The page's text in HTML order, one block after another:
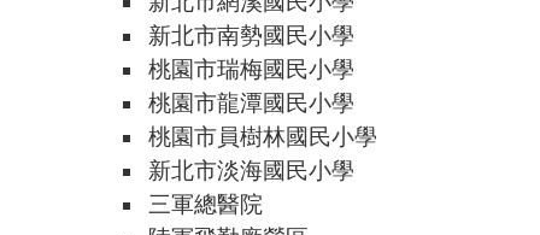
新北市南勢國民小學
桃園市瑞梅國民小學
桃園市龍潭國民小學
桃園市員樹林國民小學
新北市淡海國民小學
三軍總醫院